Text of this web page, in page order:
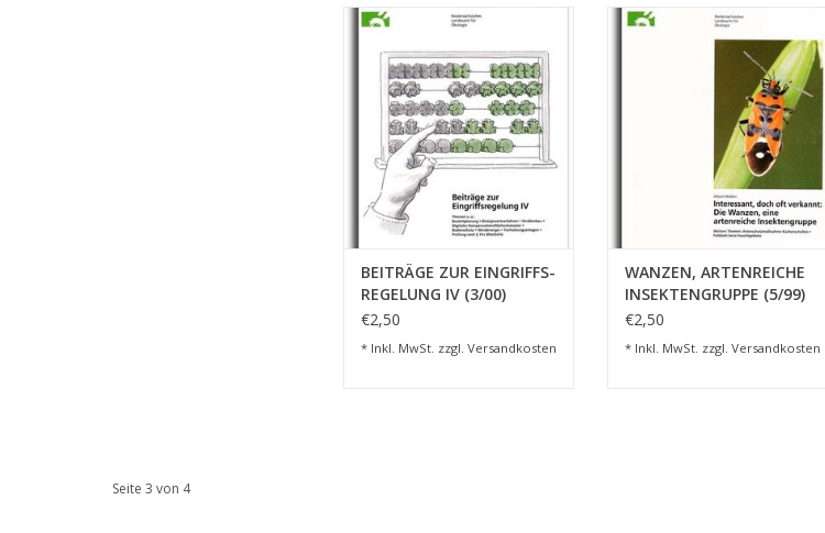
BEITRÄGE ZUR EINGRIFFS-
ZUM WARENKORB HINZUFÜGEN
BEITRÄGE ZUR EINGRIFFS-
REGELUNG IV (3/00)
€2,50
* Inkl. MwSt. zzgl. Versandkosten
WANZEN, ARTENREICHE
INSEKTENGRUPPE (5/99)
ZUM WARENKORB HINZUFÜGEN
WANZEN, ARTENREICHE
INSEKTENGRUPPE (5/99)
€2,50
* Inkl. MwSt. zzgl. Versandkosten
Seite 3 von 4